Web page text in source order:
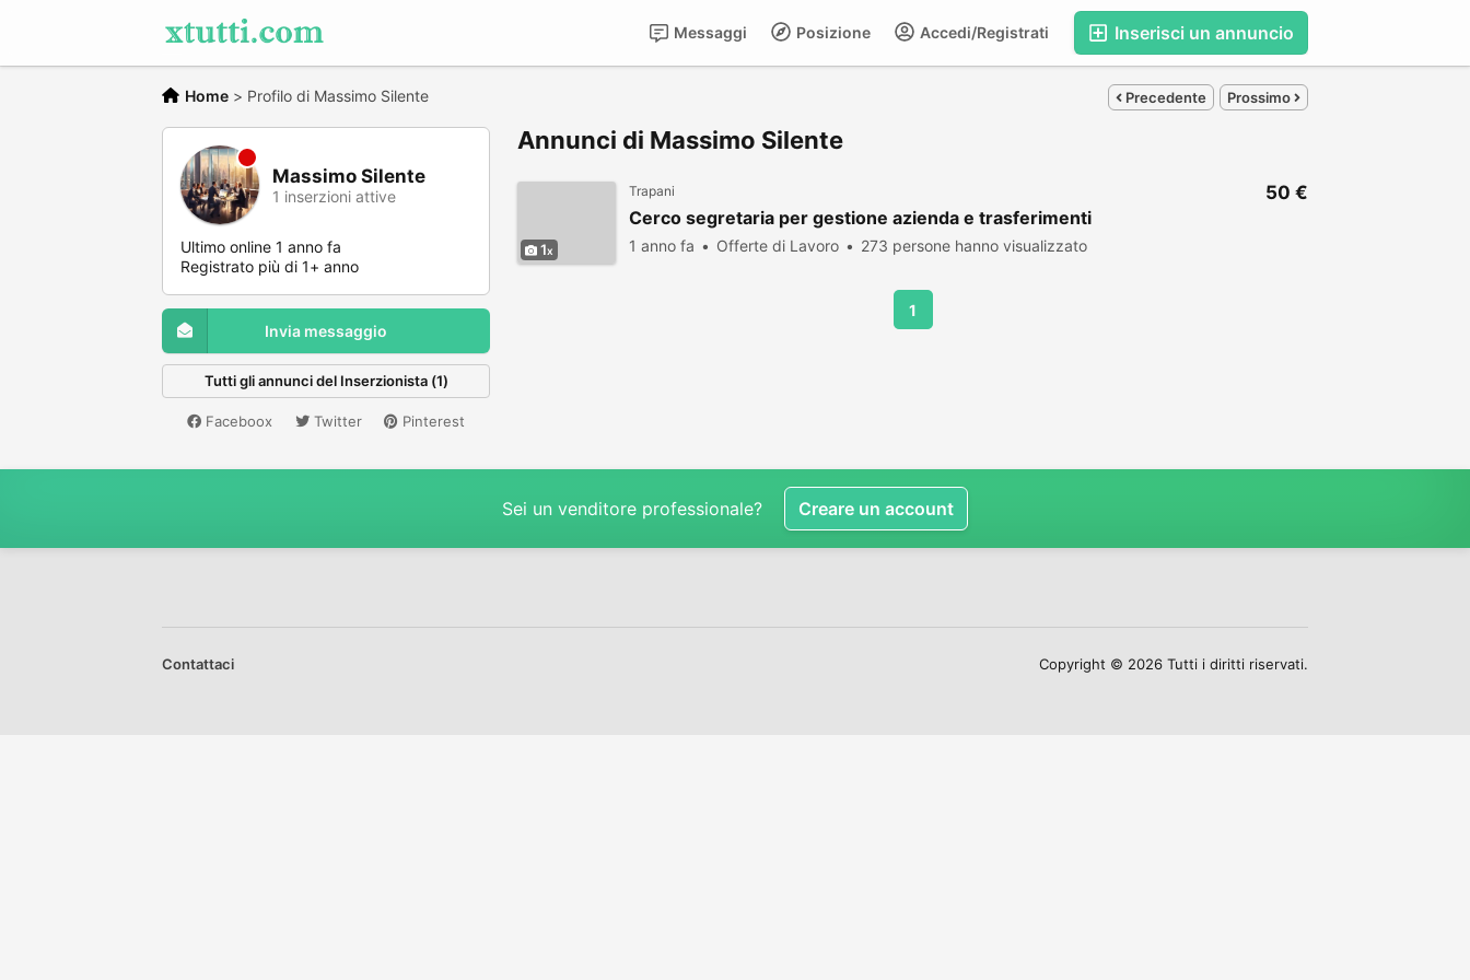
Inserisci un annuncio
Accedi/Registrati
Posizione
Messaggi
Home > Profilo di Massimo Silente Precedente Prossimo
Massimo Silente
1 inserzioni attive
Ultimo online 1 anno fa
Registrato più di 1+ anno
Invia messaggio
Tutti gli annunci del Inserzionista (1)
Faceboox Twitter Pinterest
Annunci di Massimo Silente
1
Trapani
Cerco segretaria per gestione azienda e trasferimenti
1 anno fa Offerte di Lavoro 273 persone hanno visualizzato
50 €
1
Sei un venditore professionale? Creare un account
Contattaci Copyright © 2026 Tutti i diritti riservati.